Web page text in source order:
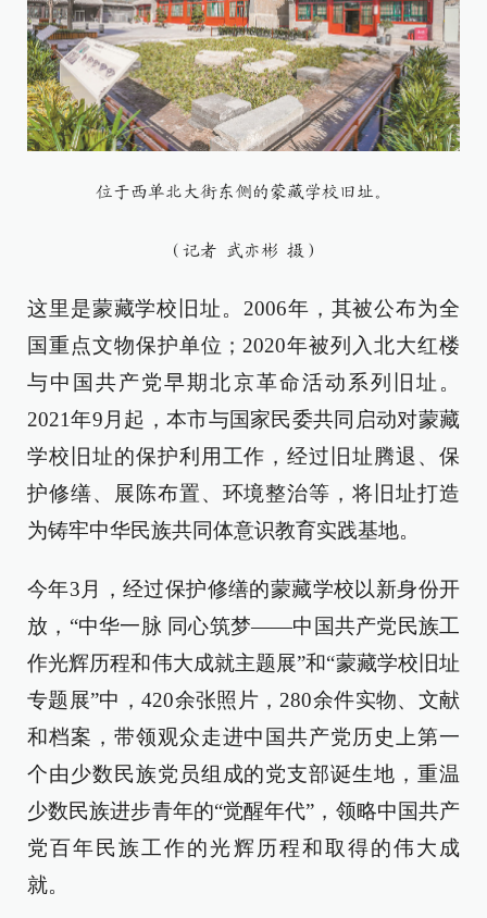
位于西单北大街东侧的蒙藏学校旧址。
（记者 武亦彬 摄）
这里是蒙藏学校旧址。2006年，其被公布为全
国重点文物保护单位；2020年被列入北大红楼
与中国共产党早期北京革命活动系列旧址。
2021年9月起，本市与国家民委共同启动对蒙藏
学校旧址的保护利用工作，经过旧址腾退、保
护修缮、展陈布置、环境整治等，将旧址打造
为铸牢中华民族共同体意识教育实践基地。
今年3月，经过保护修缮的蒙藏学校以新身份开
放，“中华一脉 同心筑梦——中国共产党民族工
作光辉历程和伟大成就主题展”和“蒙藏学校旧址
专题展”中，420余张照片，280余件实物、文献
和档案，带领观众走进中国共产党历史上第一
个由少数民族党员组成的党支部诞生地，重温
少数民族进步青年的“觉醒年代”，领略中国共产
党百年民族工作的光辉历程和取得的伟大成
就。